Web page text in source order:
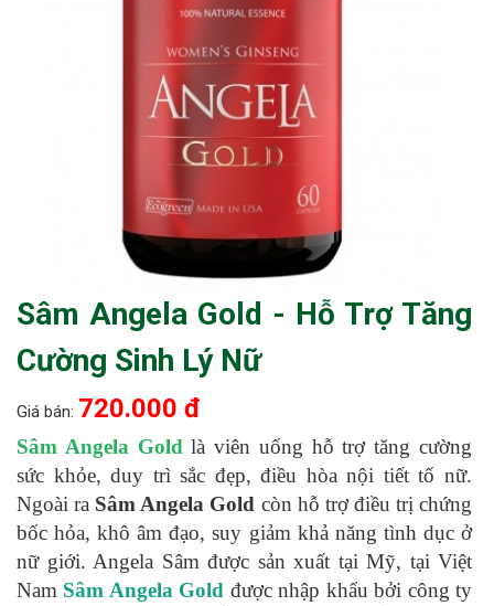
Sâm Angela Gold - Hỗ Trợ Tăng
Cường Sinh Lý Nữ
Giá bán: 720.000 đ
Sâm Angela Gold là viên uống hỗ trợ tăng cường
sức khỏe, duy trì sắc đẹp, điều hòa nội tiết tố nữ.
Ngoài ra Sâm Angela Gold còn hỗ trợ điều trị chứng
bốc hỏa, khô âm đạo, suy giảm khả năng tình dục ở
nữ giới. Angela Sâm được sản xuất tại Mỹ, tại Việt
Nam Sâm Angela Gold được nhập khẩu bởi công ty